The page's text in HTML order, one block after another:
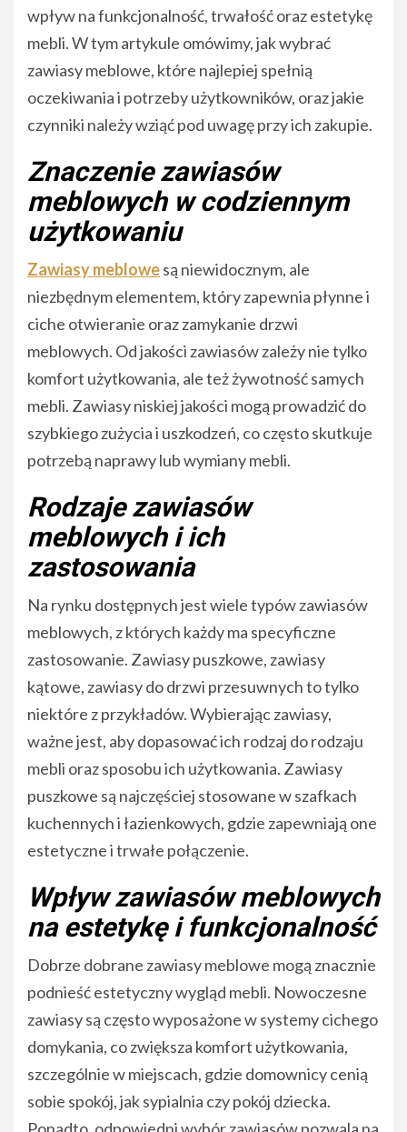
wpływ na funkcjonalność, trwałość oraz estetykę
mebli. W tym artykule omówimy, jak wybrać
zawiasy meblowe, które najlepiej spełnią
oczekiwania i potrzeby użytkowników, oraz jakie
czynniki należy wziąć pod uwagę przy ich zakupie.
Znaczenie zawiasów
meblowych w codziennym
użytkowaniu
Zawiasy meblowesą niewidocznym, ale
niezbędnym elementem, który zapewnia płynne i
ciche otwieranie oraz zamykanie drzwi
meblowych. Od jakości zawiasów zależy nie tylko
komfort użytkowania, ale też żywotność samych
mebli. Zawiasy niskiej jakości mogą prowadzić do
szybkiego zużycia i uszkodzeń, co często skutkuje
potrzebą naprawy lub wymiany mebli.
Rodzaje zawiasów
meblowych i ich
zastosowania
Na rynku dostępnych jest wiele typów zawiasów
meblowych, z których każdy ma specyficzne
zastosowanie. Zawiasy puszkowe, zawiasy
kątowe, zawiasy do drzwi przesuwnych to tylko
niektóre z przykładów. Wybierając zawiasy,
ważne jest, aby dopasować ich rodzaj do rodzaju
mebli oraz sposobu ich użytkowania. Zawiasy
puszkowe są najczęściej stosowane w szafkach
kuchennych i łazienkowych, gdzie zapewniają one
estetyczne i trwałe połączenie.
Wpływ zawiasów meblowych
na estetykę i funkcjonalność
Dobrze dobrane zawiasy meblowe mogą znacznie
podnieść estetyczny wygląd mebli. Nowoczesne
zawiasy są często wyposażone w systemy cichego
domykania, co zwiększa komfort użytkowania,
szczególnie w miejscach, gdzie domownicy cenią
sobie spokój, jak sypialnia czy pokój dziecka.